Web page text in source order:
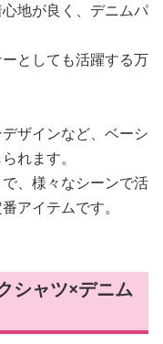
地が良く、デニムパ
としても活躍する万
ザインなど、ベーシ
れます。
、様々なシーンで活
アイテムです。
シャツ×デニム